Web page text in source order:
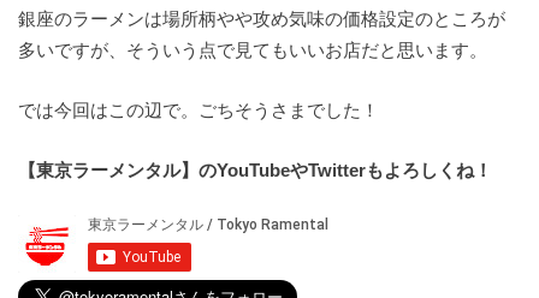
銀座のラーメンは場所柄やや攻め気味の価格設定のところが
多いですが、そういう点で見てもいいお店だと思います。
では今回はこの辺で。ごちそうさまでした！
【東京ラーメンタル】のYouTubeやTwitterもよろしくね！